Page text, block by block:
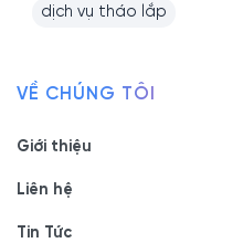
dịch vụ tháo lắp
VỀ CHÚNG TÔI
Giới thiệu
Liên hệ
Tin Tức